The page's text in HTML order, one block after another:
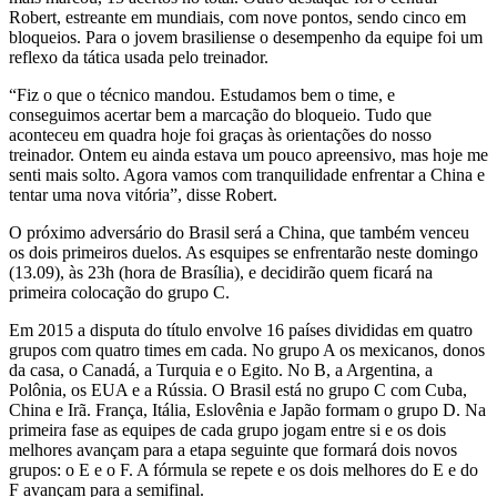
Robert, estreante em mundiais, com nove pontos, sendo cinco em
bloqueios. Para o jovem brasiliense o desempenho da equipe foi um
reflexo da tática usada pelo treinador.
“Fiz o que o técnico mandou. Estudamos bem o time, e
conseguimos acertar bem a marcação do bloqueio. Tudo que
aconteceu em quadra hoje foi graças às orientações do nosso
treinador. Ontem eu ainda estava um pouco apreensivo, mas hoje me
senti mais solto. Agora vamos com tranquilidade enfrentar a China e
tentar uma nova vitória”, disse Robert.
O próximo adversário do Brasil será a China, que também venceu
os dois primeiros duelos. As esquipes se enfrentarão neste domingo
(13.09), às 23h (hora de Brasília), e decidirão quem ficará na
primeira colocação do grupo C.
Em 2015 a disputa do título envolve 16 países divididas em quatro
grupos com quatro times em cada. No grupo A os mexicanos, donos
da casa, o Canadá, a Turquia e o Egito. No B, a Argentina, a
Polônia, os EUA e a Rússia. O Brasil está no grupo C com Cuba,
China e Irã. França, Itália, Eslovênia e Japão formam o grupo D. Na
primeira fase as equipes de cada grupo jogam entre si e os dois
melhores avançam para a etapa seguinte que formará dois novos
grupos: o E e o F. A fórmula se repete e os dois melhores do E e do
F avançam para a semifinal.